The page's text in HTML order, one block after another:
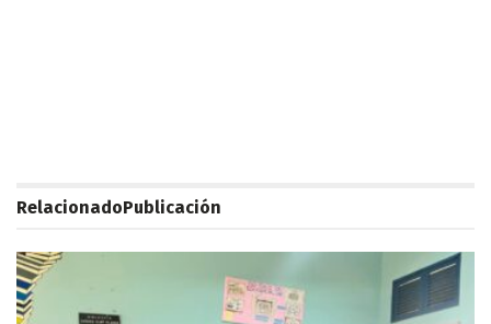
RelacionadoPublicación